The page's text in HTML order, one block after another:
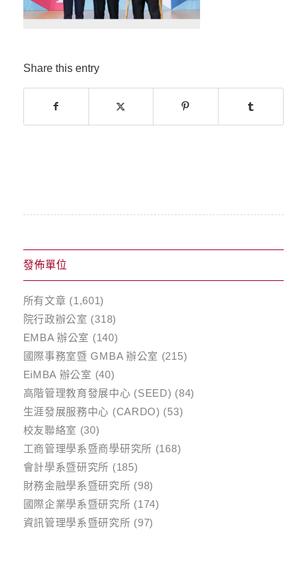
Share this entry
發佈單位
所有文章 (1,601)
院行政辦公室 (318)
EMBA 辦公室 (140)
國際事務室暨 GMBA 辦公室 (215)
EiMBA 辦公室 (40)
高階管理教育發展中心 (SEED) (84)
生涯發展服務中心 (CARDO) (53)
校友聯絡室 (30)
工商管理學系暨商學研究所 (168)
會計學系暨研究所 (185)
財務金融學系暨研究所 (98)
國際企業學系暨研究所 (174)
資訊管理學系暨研究所 (97)